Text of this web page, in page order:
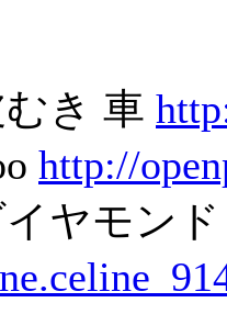
き 車
http://
イヤモン